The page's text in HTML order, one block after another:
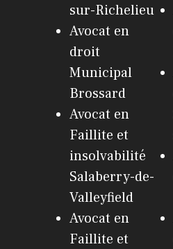
sur-Richelieu
Avocat en
droit
Municipal
Brossard
Avocat en
Faillite et
insolvabilité
Salaberry-de-
Valleyfield
Avocat en
Faillite et